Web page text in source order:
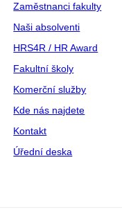
Zaměstnanci fakulty
Naši absolventi
HRS4R / HR Award
Fakultní školy
Komerční služby
Kde nás najdete
Kontakt
Úřední deska